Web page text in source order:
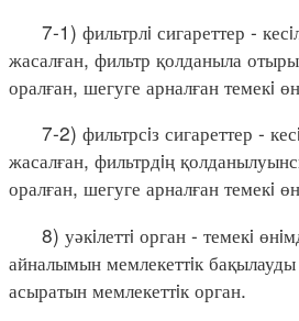
7-1) фильтрлi сигареттер -
жасалған, фильтр қолданыла
оралған, шегуге арналған темекi
7-2) фильтрсiз сигареттер -
жасалған, фильтрдiң
оралған, шегуге арналған темекi
8) уәкiлеттi орган - темекi
айналымын мемлекеттiк
асыратын мемлекеттiк орган.